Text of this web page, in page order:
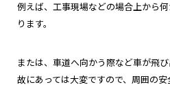
例えば、工事現場などの場合上から
ります。
または、車道へ向かう際など車が飛
故にあっては大変ですので、周囲の安